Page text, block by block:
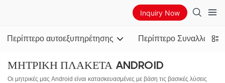
Inquiry Now
Περίπτερο αυτοεξυπηρέτησης Περίπτερο
ΜΗΤΡΙΚΉ ΠΛΑΚΈΤΑ ANDROID
Οι μητρικές μας Android είναι κατασκευασμένες με βάση τις βασικές λύσεις